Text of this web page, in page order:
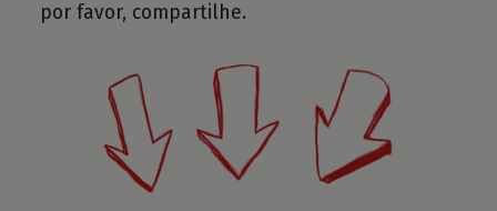
por favor, compartilhe.